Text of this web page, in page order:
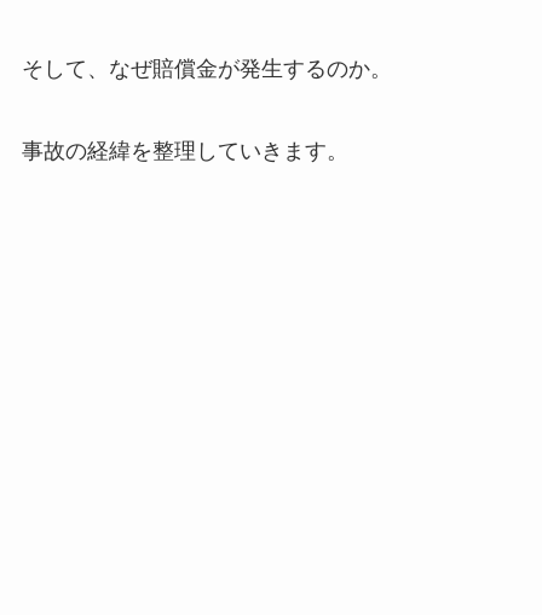
そして、なぜ賠償金が発生するのか。
事故の経緯を整理していきます。